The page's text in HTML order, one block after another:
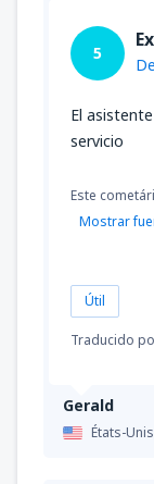
Gerald
États-
5
El
servicio
Este
Mostrar
Útil
Traducido